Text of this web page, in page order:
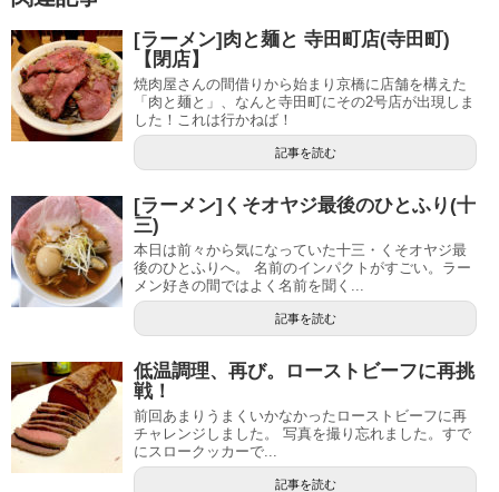
[ラーメン]肉と麺と 寺田町店(寺田町)
【閉店】
焼肉屋さんの間借りから始まり京橋に店舗を構えた
「肉と麺と」、なんと寺田町にその2号店が出現しま
した！これは行かねば！
記事を読む
[ラーメン]くそオヤジ最後のひとふり(十
三)
本日は前々から気になっていた十三・くそオヤジ最
後のひとふりへ。 名前のインパクトがすごい。ラー
メン好きの間ではよく名前を聞く...
記事を読む
低温調理、再び。ローストビーフに再挑
戦！
前回あまりうまくいかなかったローストビーフに再
チャレンジしました。 写真を撮り忘れました。すで
にスロークッカーで...
記事を読む